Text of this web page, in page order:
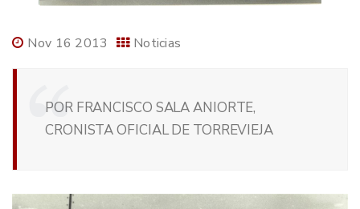
Nov 16 2013 Noticias
POR FRANCISCO SALA ANIORTE,
CRONISTA OFICIAL DE TORREVIEJA